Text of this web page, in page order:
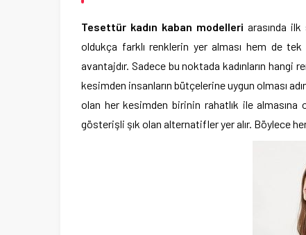
Tesettür kadın kaban modelleri arasında
oldukça farklı renklerin yer alması hem de
avantajdır. Sadece bu noktada kadınların
kesimden insanların bütçelerine uygun olması
olan her kesimden birinin rahatlık ile
gösterişli şık olan alternatifler yer alır. Böylece